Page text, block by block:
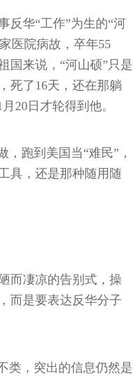
华“工作”为生的“河
医院病故，卒年55
国来说，“河山硕”只是
死了16天，还在那躺
20日才轮得到他。
跑到美国当“难民”，
具，还是那种随用随
凄凉的告别式，操
而是要表达反华分子
，突出的信息仍然是